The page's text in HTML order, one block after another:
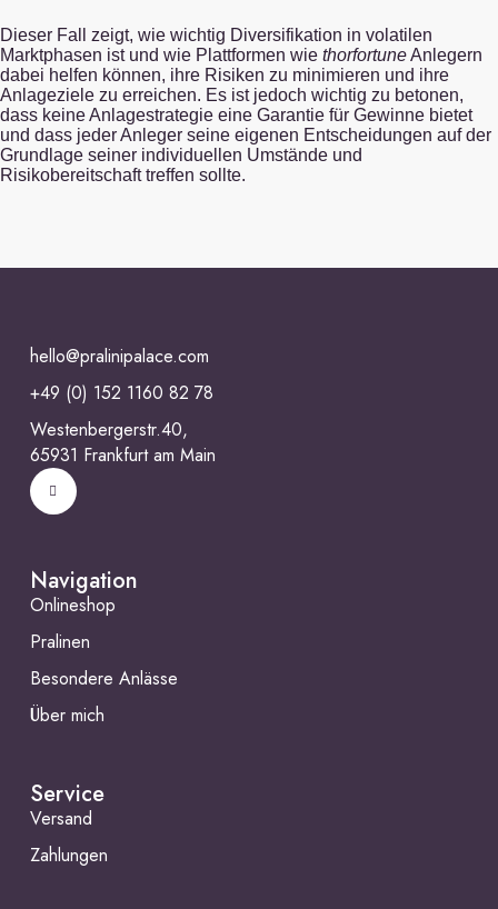
Dieser Fall zeigt, wie wichtig Diversifikation in volatilen
Marktphasen ist und wie Plattformen wie thorfortuneAnlegern
dabei helfen können, ihre Risiken zu minimieren und ihre
Anlageziele zu erreichen. Es ist jedoch wichtig zu betonen,
dass keine Anlagestrategie eine Garantie für Gewinne bietet
und dass jeder Anleger seine eigenen Entscheidungen auf der
Grundlage seiner individuellen Umstände und
Risikobereitschaft treffen sollte.
hello@pralinipalace.com
+49 (0) 152 1160 82 78
Westenbergerstr.40,
65931 Frankfurt am Main
Navigation
Onlineshop
Pralinen
Besondere Anlässe
Über mich
Service
Versand
Zahlungen